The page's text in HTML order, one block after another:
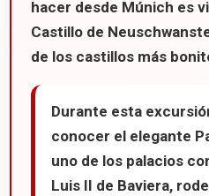
hacer desde Múnich es
Castillo de
de los castillos más
Durante esta
conocer el elegante
uno de los palacios
Luis II de Baviera,